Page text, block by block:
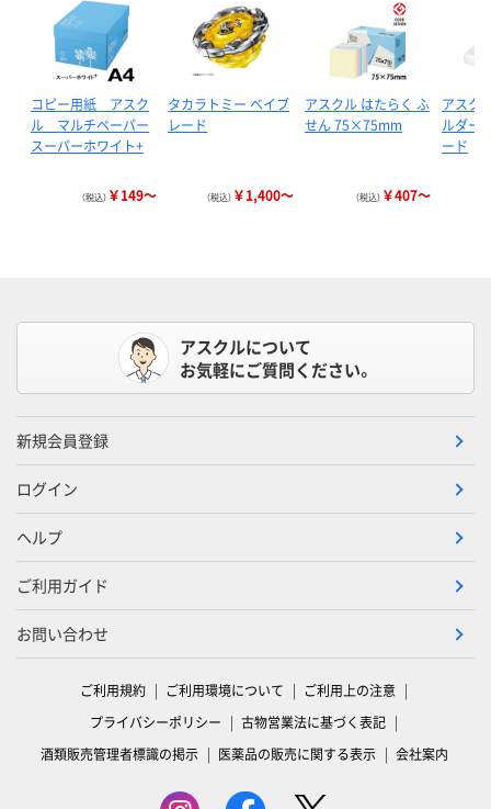
コピー用紙 アスク
ル マルチペーパー
スーパーホワイト+
（税込） ￥149～
タカラトミー ベイブ
レード
（税込） ￥1,400～
アスクル はたらく ふ
せん 75×75mm
（税込） ￥407～
アスク
ルダー
ード
アスクルについて
お気軽にご質問ください。
新規会員登録
ログイン
ヘルプ
ご利用ガイド
お問い合わせ
ご利用規約 ご利用環境について
ご利用上の注意
プライバシーポリシー
古物営業法に基づく表記
酒類販売管理者標識の掲示
医薬品の販売に関する表示 会社案内